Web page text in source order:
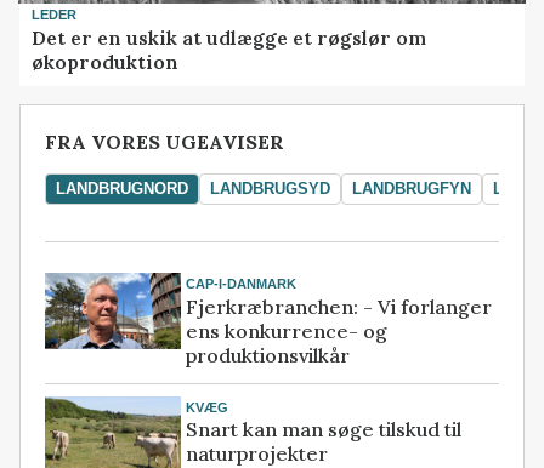
LEDER
Det er en uskik at udlægge et røgslør om
økoproduktion
FRA VORES UGEAVISER
LANDBRUGNORD LANDBRUGSYD LANDBRUGFYN
CAP-I-DANMARK
Fjerkræbranchen: - Vi forlanger
ens konkurrence- og
produktionsvilkår
KVÆG
Snart kan man søge tilskud til
naturprojekter